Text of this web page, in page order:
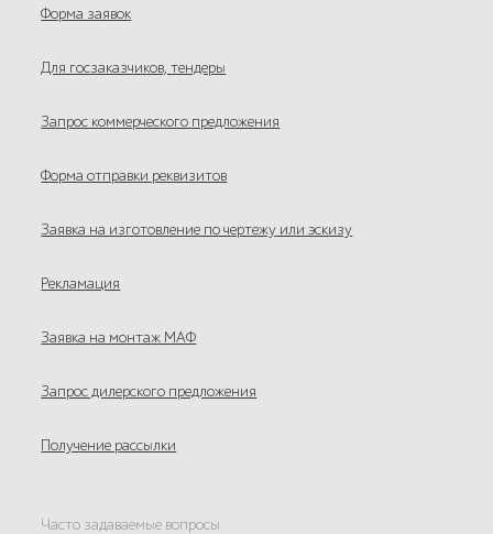
Форма заявок
Для госзаказчиков, тендеры
Запрос коммерческого предложения
Форма отправки реквизитов
Заявка на изготовление по чертежу или эскизу
Рекламация
Заявка на монтаж МАФ
Запрос дилерского предложения
Получение рассылки
Часто задаваемые вопросы